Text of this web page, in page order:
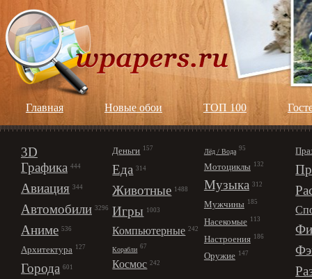
Главная Новые обои ТОП 100
3D
Графика 444
Авиация 344
Автомобили 3296
Аниме 536
Архитектура 127
Города 601
Деньги 157
Еда 314
Животные 1488
Игры 1003
Компьютерные 242
Корабли 67
Космос 242
Лёд / Вода 95
Мотоциклы 132
Музыка 312
Мужчины 185
Насекомые 113
Настроения 186
Оружие 147